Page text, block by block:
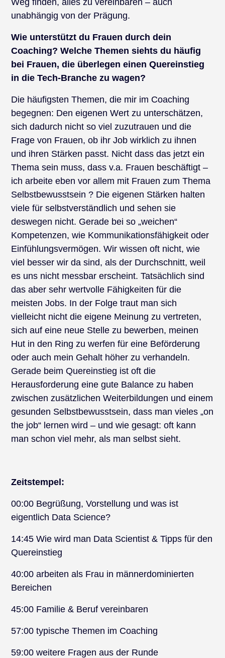
unabhängig von der Prägung.
Wie unterstützt du Frauen durch dein
Coaching? Welche Themen siehts du häufig
bei Frauen, die überlegen einen Quereinstieg
in die Tech-Branche zu wagen?
Die häufigsten Themen, die mir im Coaching
begegnen: Den eigenen Wert zu unterschätzen,
sich dadurch nicht so viel zuzutrauen und die
Frage von Frauen, ob ihr Job wirklich zu ihnen
und ihren Stärken passt. Nicht dass das jetzt ein
Thema sein muss, dass v.a. Frauen beschäftigt –
ich arbeite eben vor allem mit Frauen zum Thema
Selbstbewusstsein ? Die eigenen Stärken halten
viele für selbstverständlich und sehen sie
deswegen nicht. Gerade bei so „weichen“
Kompetenzen, wie Kommunikationsfähigkeit oder
Einfühlungsvermögen. Wir wissen oft nicht, wie
viel besser wir da sind, als der Durchschnitt, weil
es uns nicht messbar erscheint. Tatsächlich sind
das aber sehr wertvolle Fähigkeiten für die
meisten Jobs. In der Folge traut man sich
vielleicht nicht die eigene Meinung zu vertreten,
sich auf eine neue Stelle zu bewerben, meinen
Hut in den Ring zu werfen für eine Beförderung
oder auch mein Gehalt höher zu verhandeln.
Gerade beim Quereinstieg ist oft die
Herausforderung eine gute Balance zu haben
zwischen zusätzlichen Weiterbildungen und einem
gesunden Selbstbewusstsein, dass man vieles „on
the job“ lernen wird – und wie gesagt: oft kann
man schon viel mehr, als man selbst sieht.
Zeitstempel:
00:00 Begrüßung, Vorstellung und was ist
eigentlich Data Science?
14:45 Wie wird man Data Scientist & Tipps für den
Quereinstieg
40:00 arbeiten als Frau in männerdominierten
Bereichen
45:00 Familie & Beruf vereinbaren
57:00 typische Themen im Coaching
59:00 weitere Fragen aus der Runde